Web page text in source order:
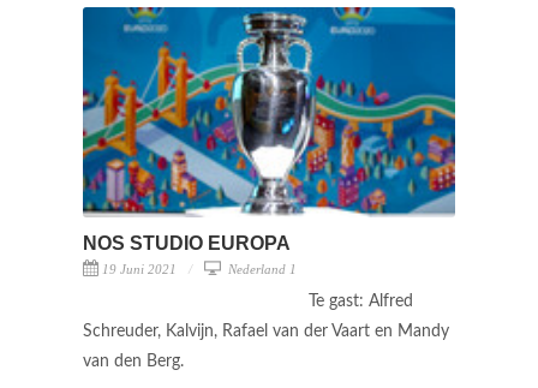
NOS STUDIO EUROPA
19 Juni 2021 Nederland 1
Te gast: Alfred
Schreuder, Kalvijn, Rafael van der Vaart en Mandy
van den Berg.